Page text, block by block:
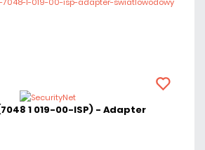
1 019-00-ISP) - Adapter